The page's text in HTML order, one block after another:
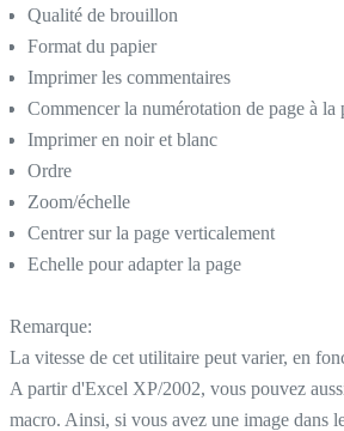
Qualité de brouillon
Format du papier
Imprimer les commentaires
Commencer la numérotation de page à la
Imprimer en noir et blanc
Ordre
Zoom/échelle
Centrer sur la page verticalement
Echelle pour adapter la page
Remarque:
La vitesse de cet utilitaire peut varier, en
A partir d'Excel XP/2002, vous pouvez
macro. Ainsi, si vous avez une image dans